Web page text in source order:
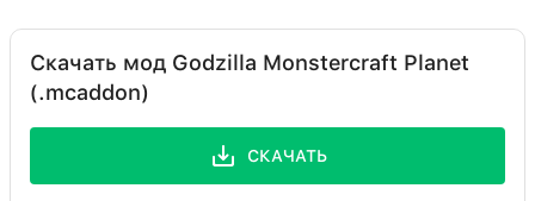
Скачать мод Godzilla Monstercraft Planet
(.mcaddon)
СКАЧАТЬ